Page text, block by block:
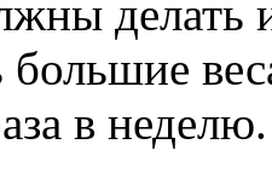
делать
большие
в неделю.